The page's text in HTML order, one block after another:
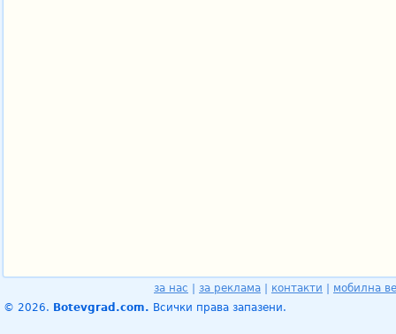
за нас за реклама контакти
мобилна
© 2026. Botevgrad.com. Всички права запазени.